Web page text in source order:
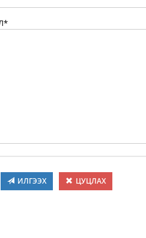
ИЛГЭЭХ ЦУЦЛАХ